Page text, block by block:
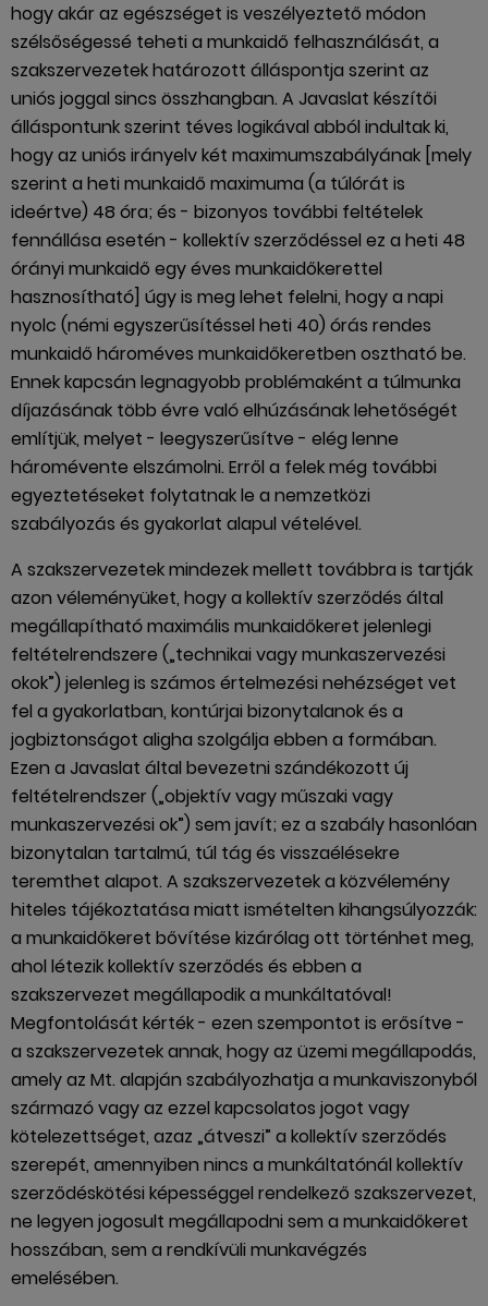
hogy akár az egészséget is veszélyeztető módon
szélsőségessé teheti a munkaidő felhasználását, a
szakszervezetek határozott álláspontja szerint az
uniós joggal sincs összhangban. A Javaslat készítői
álláspontunk szerint téves logikával abból indultak ki,
hogy az uniós irányelv két maximumszabályának [mely
szerint a heti munkaidő maximuma (a túlórát is
ideértve) 48 óra; és - bizonyos további feltételek
fennállása esetén - kollektív szerződéssel ez a heti 48
órányi munkaidő egy éves munkaidőkerettel
hasznosítható] úgy is meg lehet felelni, hogy a napi
nyolc (némi egyszerűsítéssel heti 40) órás rendes
munkaidő hároméves munkaidőkeretben osztható be.
Ennek kapcsán legnagyobb problémaként a túlmunka
díjazásának több évre való elhúzásának lehetőségét
említjük, melyet - leegyszerűsítve - elég lenne
háromévente elszámolni. Erről a felek még további
egyeztetéseket folytatnak le a nemzetközi
szabályozás és gyakorlat alapul vételével.
A szakszervezetek mindezek mellett továbbra is tartják
azon véleményüket, hogy a kollektív szerződés által
megállapítható maximális munkaidőkeret jelenlegi
feltételrendszere („technikai vagy munkaszervezési
okok”) jelenleg is számos értelmezési nehézséget vet
fel a gyakorlatban, kontúrjai bizonytalanok és a
jogbiztonságot aligha szolgálja ebben a formában.
Ezen a Javaslat által bevezetni szándékozott új
feltételrendszer („objektív vagy műszaki vagy
munkaszervezési ok”) sem javít; ez a szabály hasonlóan
bizonytalan tartalmú, túl tág és visszaélésekre
teremthet alapot. A szakszervezetek a közvélemény
hiteles tájékoztatása miatt ismételten kihangsúlyozzák:
a munkaidőkeret bővítése kizárólag ott történhet meg,
ahol létezik kollektív szerződés és ebben a
szakszervezet megállapodik a munkáltatóval!
Megfontolását kérték - ezen szempontot is erősítve -
a szakszervezetek annak, hogy az üzemi megállapodás,
amely az Mt. alapján szabályozhatja a munkaviszonyból
származó vagy az ezzel kapcsolatos jogot vagy
kötelezettséget, azaz „átveszi” a kollektív szerződés
szerepét, amennyiben nincs a munkáltatónál kollektív
szerződéskötési képességgel rendelkező szakszervezet,
ne legyen jogosult megállapodni sem a munkaidőkeret
hosszában, sem a rendkívüli munkavégzés
emelésében.